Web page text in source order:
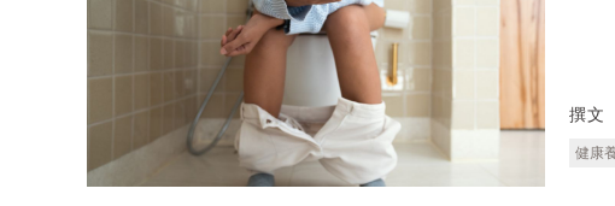
撰文
健康